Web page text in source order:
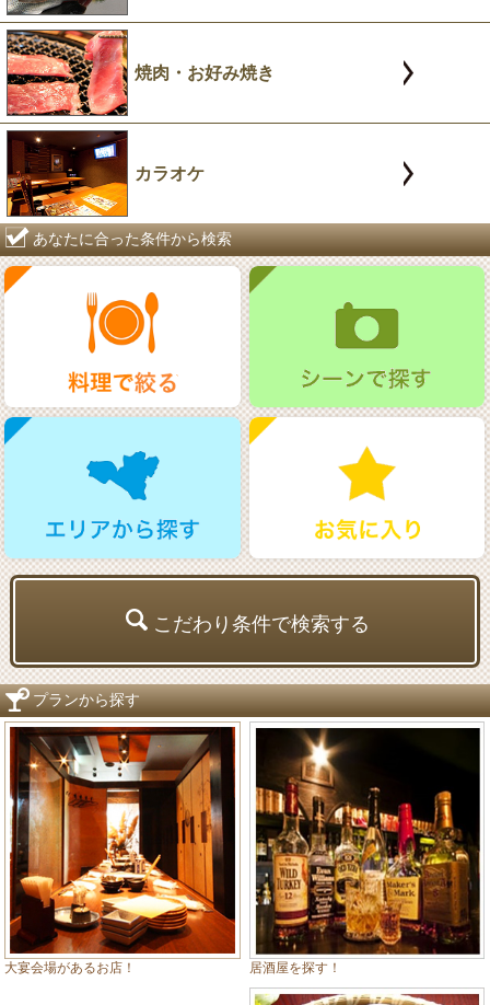
焼肉・お好み焼き
カラオケ
あなたに合った条件から検索
こだわり条件で検索する
プランから探す
大宴会場があるお店！ 居酒屋を探す！